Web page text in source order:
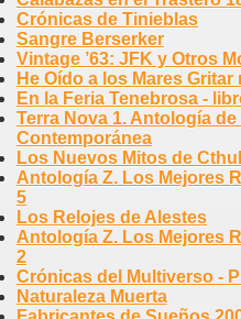
Crónicas de Tinieblas
Sangre Berserker
Vintage ’63: JFK y Otros
He Oído a los Mares Gritar
En la Feria Tenebrosa -
Terra Nova 1. Antología
Contemporánea
Los Nuevos Mitos de
Antología Z. Los Mejores
5
Los Relojes de Alestes
Antología Z. Los Mejores
2
Crónicas del Multiverso -
Naturaleza Muerta